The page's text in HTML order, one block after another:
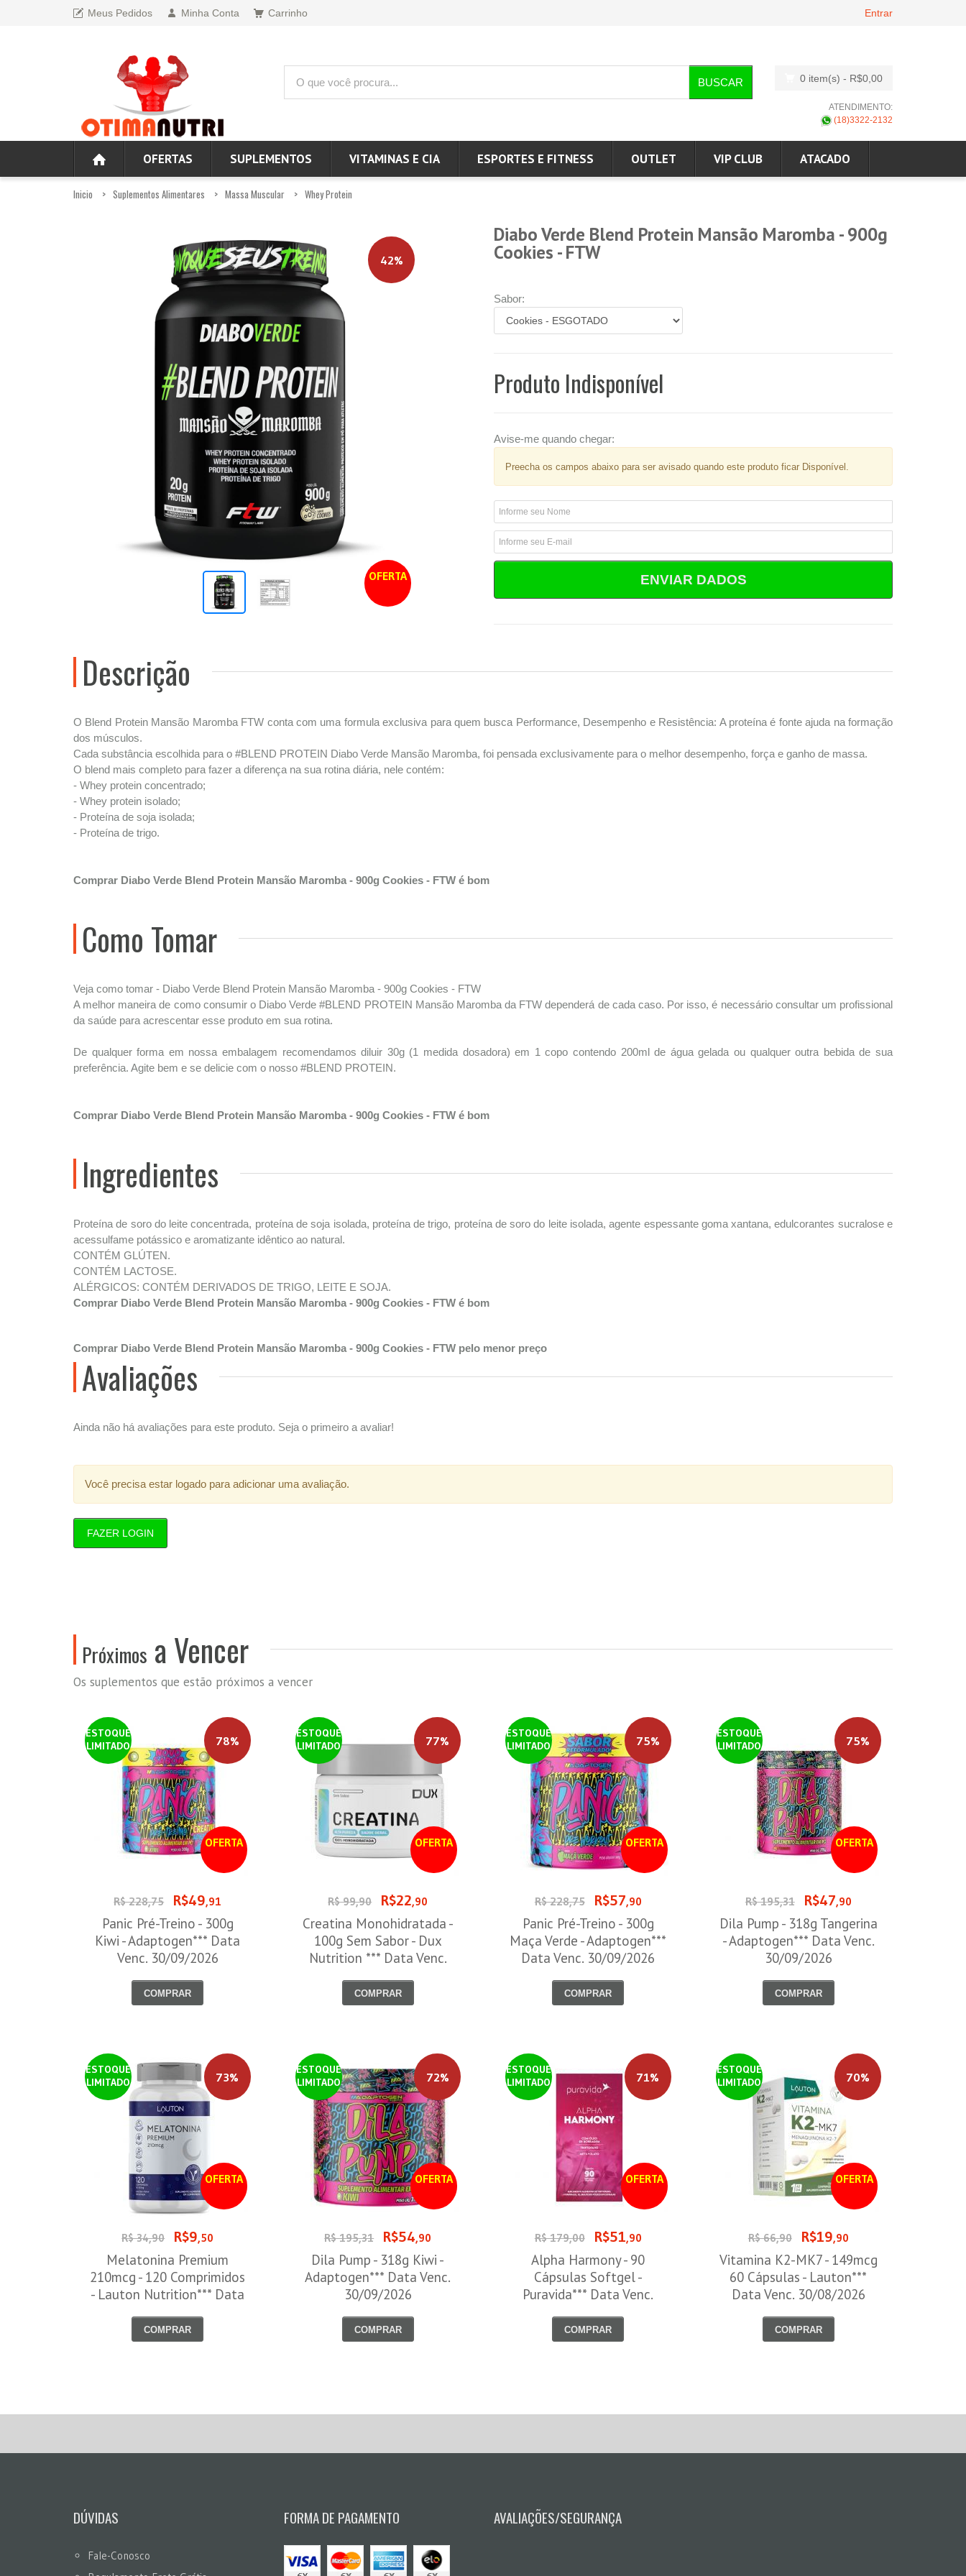
Meus Pedidos Minha Conta Carrinho Entrar
BUSCAR 0 item(s) - R$0,00
ATENDIMENTO:
(18)3322-2132
OFERTAS SUPLEMENTOS VITAMINAS E CIA ESPORTES E FITNESS OUTLET VIP CLUB ATACADO
Inicio Suplementos Alimentares Massa Muscular Whey Protein
42%
OFERTA
Diabo Verde Blend Protein Mansão Maromba - 900g
Cookies - FTW
Sabor:
Produto Indisponível
Avise-me quando chegar:
Preecha os campos abaixo para ser avisado quando este produto ficar Disponível.
ENVIAR DADOS
Descrição
O Blend Protein Mansão Maromba FTW conta com uma formula exclusiva para quem busca Performance, Desempenho e Resistência: A proteína é fonte ajuda na formação
dos músculos.
Cada substância escolhida para o #BLEND PROTEIN Diabo Verde Mansão Maromba, foi pensada exclusivamente para o melhor desempenho, força e ganho de massa.
O blend mais completo para fazer a diferença na sua rotina diária, nele contém:
- Whey protein concentrado;
- Whey protein isolado;
- Proteína de soja isolada;
- Proteína de trigo.
Comprar Diabo Verde Blend Protein Mansão Maromba - 900g Cookies - FTW é bom
Como Tomar
Veja como tomar - Diabo Verde Blend Protein Mansão Maromba - 900g Cookies - FTW
A melhor maneira de como consumir o Diabo Verde #BLEND PROTEIN Mansão Maromba da FTW dependerá de cada caso. Por isso, é necessário consultar um profissional
da saúde para acrescentar esse produto em sua rotina.
De qualquer forma em nossa embalagem recomendamos diluir 30g (1 medida dosadora) em 1 copo contendo 200ml de água gelada ou qualquer outra bebida de sua
preferência. Agite bem e se delicie com o nosso #BLEND PROTEIN.
Comprar Diabo Verde Blend Protein Mansão Maromba - 900g Cookies - FTW é bom
Ingredientes
Proteína de soro do leite concentrada, proteína de soja isolada, proteína de trigo, proteína de soro do leite isolada, agente espessante goma xantana, edulcorantes sucralose e
acessulfame potássico e aromatizante idêntico ao natural.
CONTÉM GLÚTEN.
CONTÉM LACTOSE.
ALÉRGICOS: CONTÉM DERIVADOS DE TRIGO, LEITE E SOJA.
Comprar Diabo Verde Blend Protein Mansão Maromba - 900g Cookies - FTW é bom
Comprar Diabo Verde Blend Protein Mansão Maromba - 900g Cookies - FTW pelo menor preço
Avaliações
Ainda não há avaliações para este produto. Seja o primeiro a avaliar!
Você precisa estar logado para adicionar uma avaliação.
FAZER LOGIN
Próximos a Vencer
Os suplementos que estão próximos a vencer
ESTOQUE
LIMITADO
OFERTA
78%
R$ 228,75 R$49,91
Panic Pré-Treino - 300g
Kiwi - Adaptogen*** Data
Venc. 30/09/2026
COMPRAR
ESTOQUE
LIMITADO
OFERTA
77%
R$ 99,90 R$22,90
Creatina Monohidratada -
100g Sem Sabor - Dux
Nutrition *** Data Venc.
COMPRAR
ESTOQUE
LIMITADO
OFERTA
75%
R$ 228,75 R$57,90
Panic Pré-Treino - 300g
Maça Verde - Adaptogen***
Data Venc. 30/09/2026
COMPRAR
ESTOQUE
LIMITADO
OFERTA
75%
R$ 195,31 R$47,90
Dila Pump - 318g Tangerina
- Adaptogen*** Data Venc.
30/09/2026
COMPRAR
ESTOQUE
LIMITADO
OFERTA
73%
R$ 34,90 R$9,50
Melatonina Premium
210mcg - 120 Comprimidos
- Lauton Nutrition*** Data
COMPRAR
ESTOQUE
LIMITADO
OFERTA
72%
R$ 195,31 R$54,90
Dila Pump - 318g Kiwi -
Adaptogen*** Data Venc.
30/09/2026
COMPRAR
ESTOQUE
LIMITADO
OFERTA
71%
R$ 179,00 R$51,90
Alpha Harmony - 90
Cápsulas Softgel -
Puravida*** Data Venc.
COMPRAR
ESTOQUE
LIMITADO
OFERTA
70%
R$ 66,90 R$19,90
Vitamina K2-MK7 - 149mcg
60 Cápsulas - Lauton***
Data Venc. 30/08/2026
COMPRAR
DÚVIDAS
Fale-Conosco
FORMA DE PAGAMENTO AVALIAÇÕES/SEGURANÇA